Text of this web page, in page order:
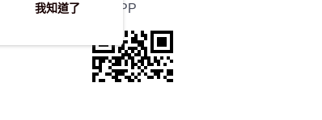
官方APP
我知道了